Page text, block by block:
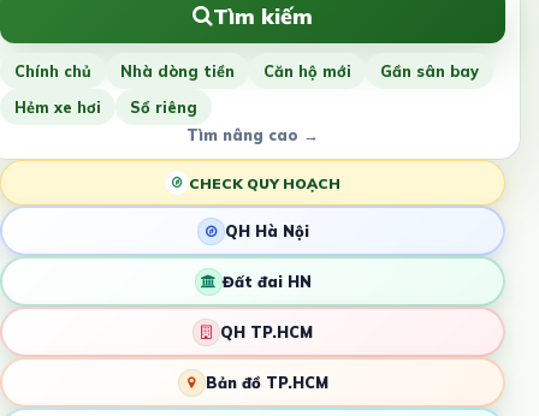
Tìm kiếm
Chính chủ Nhà dòng tiền Căn hộ mới
Gần sân bay
Hẻm xe hơi
Sổ riêng
Tìm nâng cao →
CHECK QUY HOẠCH
QH Hà Nội
Đất đai HN
QH TP.HCM
Bản đồ TP.HCM